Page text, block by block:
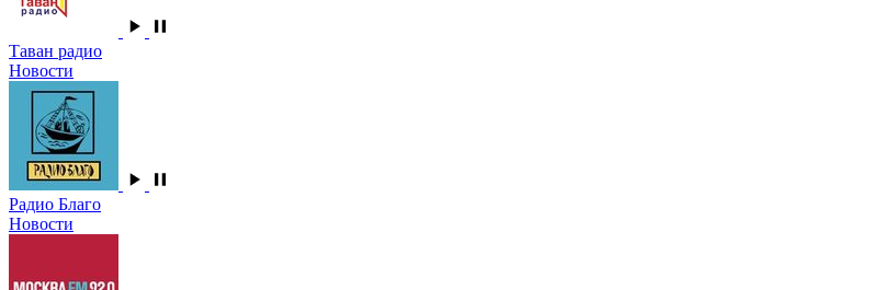
Таван радио
Новости
Радио Благо
Новости